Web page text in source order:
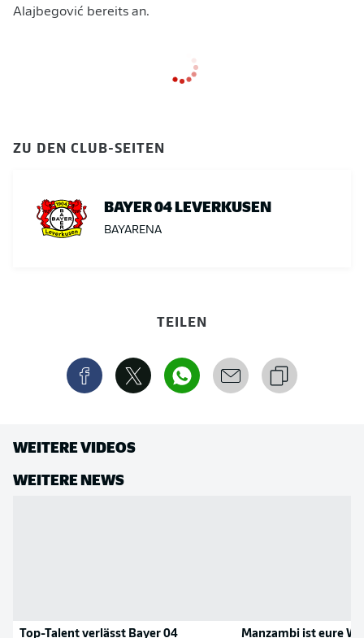
Alajbegović bereits an.
ZU DEN CLUB-SEITEN
BAYER 04 LEVERKUSEN
BAYARENA
TEILEN
WEITERE VIDEOS
WEITERE NEWS
Top-Talent verlässt Bayer 04 Manzambi ist eure